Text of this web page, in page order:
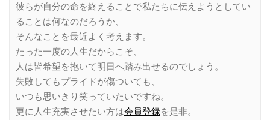
彼らが自分の命を終えることで私たちに伝えようとしてい
ることは何なのだろうか、
そんなことを最近よく考えます。
たった一度の人生だからこそ、
人は皆希望を抱いて明日へ踏み出せるのでしょう。
失敗してもプライドが傷ついても、
いつも思いきり笑っていたいですね。
更に人生充実させたい方は会員登録を是非。